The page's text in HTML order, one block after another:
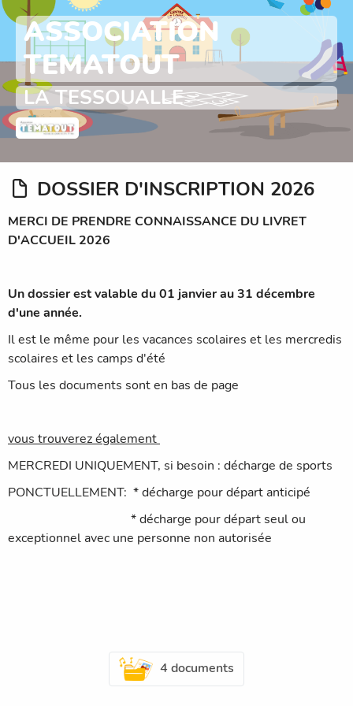
ASSOCIATION
TEMATOUT
LA TESSOUALLE
DOSSIER D'INSCRIPTION 2026
MERCI DE PRENDRE CONNAISSANCE DU LIVRET
D'ACCUEIL 2026
Un dossier est valable du 01 janvier au 31 décembre
d'une année.
Il est le même pour les vacances scolaires et les mercredis
scolaires et les camps d'été
Tous les documents sont en bas de page
vous trouverez également
MERCREDI UNIQUEMENT, si besoin : décharge de sports
PONCTUELLEMENT: * décharge pour départ anticipé
* décharge pour départ seul ou
exceptionnel avec une personne non autorisée
4 documents